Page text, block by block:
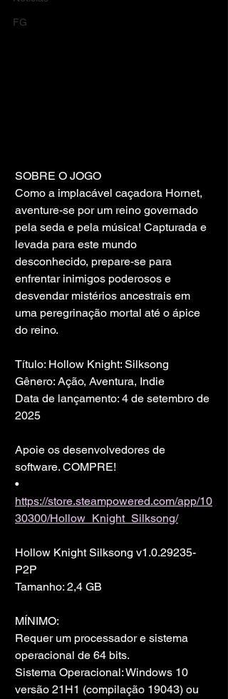
FG
SOBRE O JOGO
Como a implacável caçadora Hornet,
aventure-se por um reino governado
pela seda e pela música! Capturada e
levada para este mundo
desconhecido, prepare-se para
enfrentar inimigos poderosos e
desvendar mistérios ancestrais em
uma peregrinação mortal até o ápice
do reino.
Título: Hollow Knight: Silksong
Gênero: Ação, Aventura, Indie
Data de lançamento: 4 de setembro de
2025
Apoie os desenvolvedores de
software. COMPRE!
•
https://store.steampowered.com/app/10
30300/Hollow_Knight_Silksong/
Hollow Knight Silksong v1.0.29235-
P2P
Tamanho: 2,4 GB
MÍNIMO:
Requer um processador e sistema
operacional de 64 bits.
Sistema Operacional: Windows 10
versão 21H1 (compilação 19043) ou